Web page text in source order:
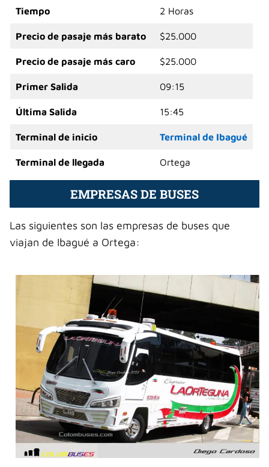
Tiempo 2 Horas
Precio de pasaje más barato $25.000
Precio de pasaje más caro $25.000
Primer Salida 09:15
Última Salida 15:45
Terminal de inicio Terminal de Ibagué
Terminal de llegada Ortega
EMPRESAS DE BUSES
Las siguientes son las empresas de buses que
viajan de Ibagué a Ortega: